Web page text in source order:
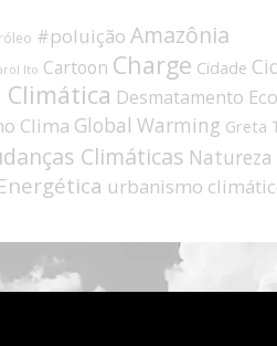
#poluição Amazônia
Ito Cartoon Charge Cidade
Climática Desmatamento
Clima Global Warming Greta
Climáticas Natureza
urbanismo